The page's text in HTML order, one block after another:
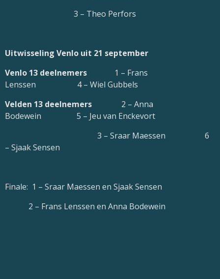
3 – Theo Perfors
Uitwisseling Venlo uit 21 september
Venlo 13 deelnemers 1 – Frans
Lenssen 4 – Wiel Gubbels
Velden 13 deelnemers 2 – Anna
Bodewein 5 – Jeu van Enckevort
3 – Sraar Maessen 6
– Sjaak Sensen
Finale: 1 – Sraar Maessen en Sjaak Sensen
2 – Frans Lenssen en Anna Bodewein